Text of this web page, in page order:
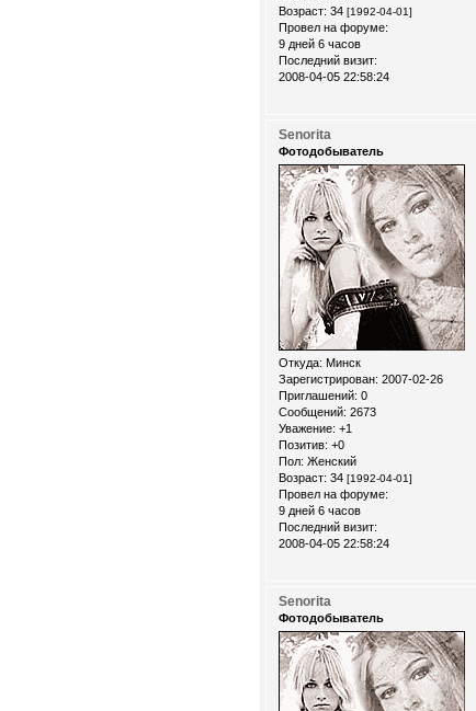
Возраст: 34 [1992-04-01]
Провел на форуме:
9 дней 6 часов
Последний визит:
2008-04-05 22:58:24
Senorita
Фотодобыватель
Откуда: Минск
Зарегистрирован: 2007-02-26
Приглашений: 0
Сообщений: 2673
Уважение: +1
Позитив: +0
Пол: Женский
Возраст: 34 [1992-04-01]
Провел на форуме:
9 дней 6 часов
Последний визит:
2008-04-05 22:58:24
Senorita
Фотодобыватель